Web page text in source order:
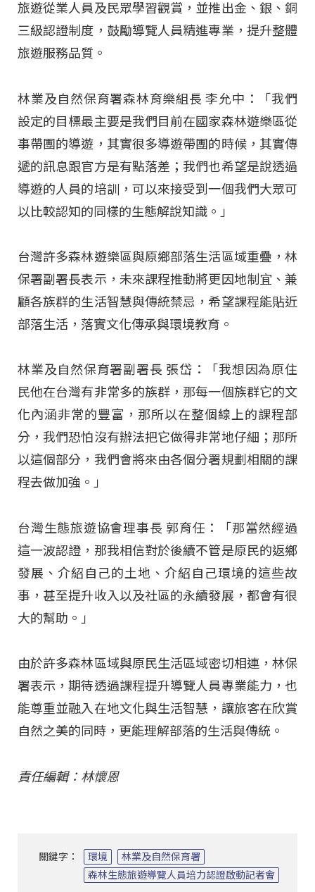
旅遊從業人員及民眾學習觀賞，並推出金、銀、銅
三級認證制度，鼓勵導覽人員精進專業，提升整體
旅遊服務品質。
林業及自然保育署森林育樂組長 李允中：「我們
設定的目標最主要是我們目前在國家森林遊樂區從
事帶團的導遊，其實很多導遊帶團的時候，其實傳
遞的訊息跟官方是有點落差；我們也希望是說透過
導遊的人員的培訓，可以來接受到一個我們大眾可
以比較認知的同樣的生態解說知識。」
台灣許多森林遊樂區與原鄉部落生活區域重疊，林
保署副署長表示，未來課程推動將更因地制宜、兼
顧各族群的生活智慧與傳統禁忌，希望課程能貼近
部落生活，落實文化傳承與環境教育。
林業及自然保育署副署長 張岱：「我想因為原住
民他在台灣有非常多的族群，那每一個族群它的文
化內涵非常的豐富，那所以在整個線上的課程部
分，我們恐怕沒有辦法把它做得非常地仔細；那所
以這個部分，我們會將來由各個分署規劃相關的課
程去做加強。」
台灣生態旅遊協會理事長 郭育任：「那當然經過
這一波認證，那我相信對於後續不管是原民的返鄉
發展、介紹自己的土地、介紹自己環境的這些故
事，甚至提升收入以及社區的永續發展，都會有很
大的幫助。」
由於許多森林區域與原民生活區域密切相連，林保
署表示，期待透過課程提升導覽人員專業能力，也
能尊重並融入在地文化與生活智慧，讓旅客在欣賞
自然之美的同時，更能理解部落的生活與傳統。
責任編輯：林懷恩
關鍵字： 環境
林業及自然保育署
森林生態旅遊導覽人員培力認證啟動記者會